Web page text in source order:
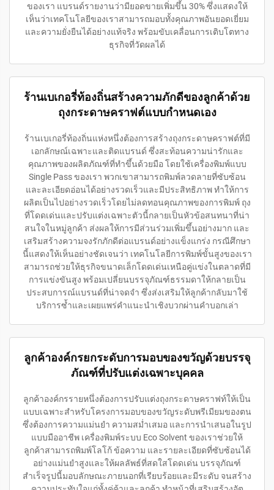
ของเรา แบรนด์รายงานว่ามียอดขายเพิ่มขึ้น 30% ซึ่งแสดงให้
เห็นว่าเทคโนโลยีของเราสามารถมอบทั้งคุณภาพอันยอดเยี่ยม
และความยั่งยืนได้อย่างแท้จริง พร้อมขับเคลื่อนการเติบโตทาง
ธุรกิจที่วัดผลได้
ร้านเบเกอรี่ท้องถิ่นสร้างความภักดีของลูกค้าด้วย
ถุงกระดาษคราฟต์แบบกำหนดเอง
ร้านเบเกอรี่ท้องถิ่นแห่งหนึ่งต้องการสร้างถุงกระดาษคราฟต์ที่มี
เอกลักษณ์เฉพาะและติดแบรนด์ ซึ่งสะท้อนความน่ารักและ
คุณภาพของผลิตภัณฑ์ที่ทำขึ้นด้วยมือ โดยใช้เครื่องพิมพ์แบบ
Single Pass ของเรา พวกเขาสามารถพิมพ์ลวดลายที่ซับซ้อน
และละเอียดอ่อนได้อย่างรวดเร็วและมีประสิทธิภาพ ทำให้การ
ผลิตเป็นไปอย่างรวดเร็วโดยไม่ลดทอนคุณภาพของการพิมพ์ ถุง
ที่โดดเด่นและปรับแต่งเฉพาะตัวนี้กลายเป็นหัวข้อสนทนาที่น่า
สนใจในหมู่ลูกค้า ส่งผลให้การมีส่วนร่วมเพิ่มขึ้นอย่างมาก และ
เสริมสร้างความจงรักภักดีต่อแบรนด์อย่างแข็งแกร่ง กรณีศึกษา
นี้แสดงให้เห็นอย่างชัดเจนว่า เทคโนโลยีการพิมพ์ขั้นสูงของเรา
สามารถช่วยให้ธุรกิจขนาดเล็กโดดเด่นเหนือคู่แข่งในตลาดที่มี
การแข่งขันสูง พร้อมเปลี่ยนบรรจุภัณฑ์ธรรมดาให้กลายเป็น
ประสบการณ์แบรนด์ที่น่าจดจำ ซึ่งส่งเสริมให้ลูกค้ากลับมาใช้
บริการซ้ำและเผยแพร่คำแนะนำเชิงบวกผ่านคำบอกเล่า
ลูกค้าองค์กรยกระดับการมอบของขวัญด้วยบรรจุ
ภัณฑ์ที่ปรับแต่งเฉพาะบุคคล
ลูกค้าองค์กรรายหนึ่งต้องการปรับแต่งถุงกระดาษคราฟท์ให้เป็น
แบบเฉพาะสำหรับโครงการมอบของขวัญระดับพรีเมียมของตน
ซึ่งต้องการความแม่นยำ ความสม่ำเสมอ และการนำเสนอในรูป
แบบมืออาชีพ เครื่องพิมพ์ระบบ Eco Solvent ของเราช่วยให้
ลูกค้าสามารถพิมพ์โลโก้ ข้อความ และรายละเอียดที่ซับซ้อนได้
อย่างแม่นยำสูงและให้ผลลัพธ์ที่สดใสโดดเด่น บรรจุภัณฑ์
สำเร็จรูปนี้มอบลักษณะภายนอกที่เรียบร้อยและมีระดับ จนสร้าง